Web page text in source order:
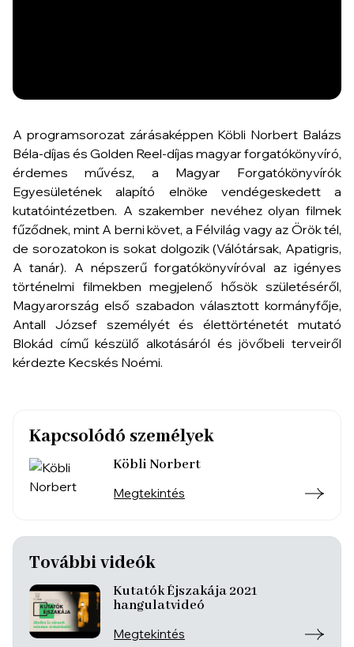
A programsorozat zárásaképpen Köbli Norbert Balázs
Béla-díjas és Golden Reel-díjas magyar forgatókönyvíró,
érdemes művész, a Magyar Forgatókönyvírók
Egyesületének alapító elnöke vendégeskedett a
kutatóintézetben. A szakember nevéhez olyan filmek
fűződnek, mint A berni követ, a Félvilág vagy az Örök tél,
de sorozatokon is sokat dolgozik (Válótársak, Apatigris,
A tanár). A népszerű forgatókönyvíróval az igényes
történelmi filmekben megjelenő hősök születéséről,
Magyarország első szabadon választott kormányfője,
Antall József személyét és élettörténetét mutató
Blokád című készülő alkotásáról és jövőbeli terveiről
kérdezte Kecskés Noémi.
Kapcsolódó személyek
Köbli Norbert
Megtekintés
További videók
Kutatók Éjszakája 2021
hangulatvideó
Megtekintés